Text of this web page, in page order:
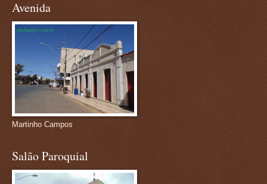
Avenida
Martinho Campos
Salão Paroquial